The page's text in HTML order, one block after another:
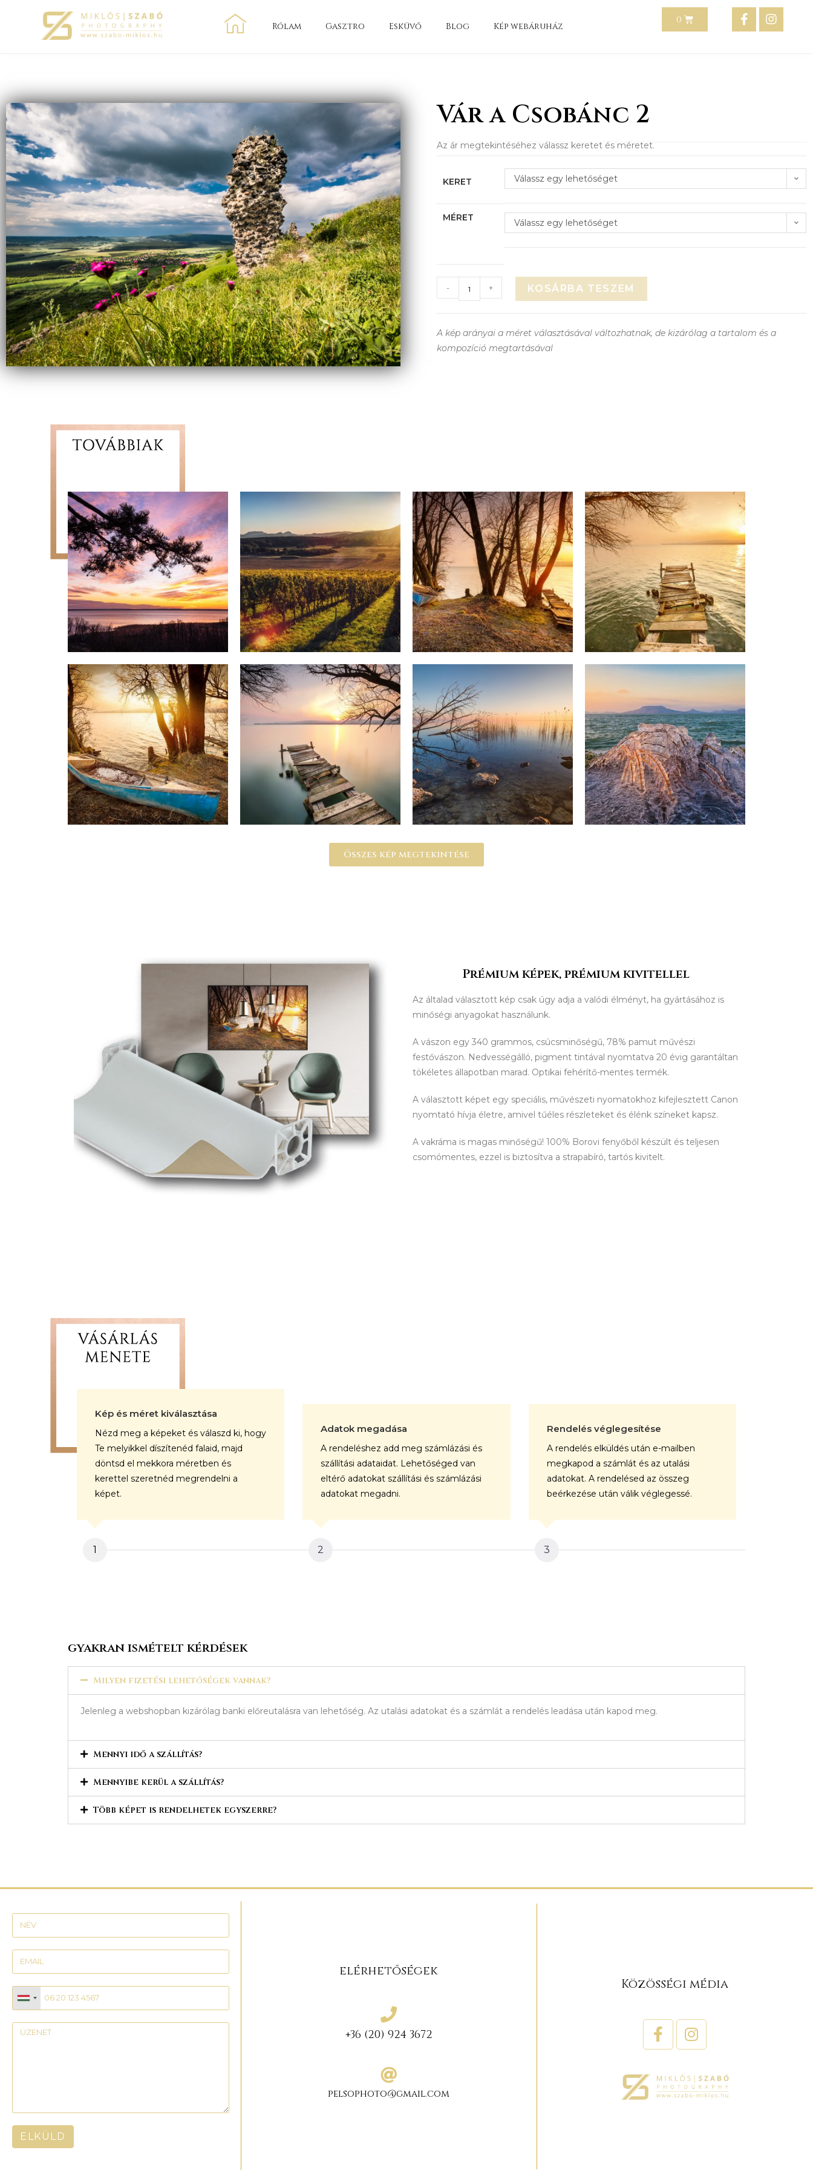
Rólam Gasztro Esküvő Blog Kép webáruház
Vár a Csobánc 2
Az ár megtekintéséhez válassz keretet és méretet.
KERET Válassz egy lehetőséget
MÉRET Válassz egy lehetőséget
- + KOSÁRBA TESZEM
A kép arányai a méret választásával változhatnak, de kizárólag a tartalom és a
kompozíció megtartásával
Összes kép megtekintése
Prémium képek, prémium kivitellel
Az általad választott kép csak úgy adja a valódi élményt, ha gyártásához is
minőségi anyagokat használunk.
A vászon egy 340 grammos, csúcsminőségű, 78% pamut művészi
festővászon. Nedvességálló, pigment tintával nyomtatva 20 évig garantáltan
tökéletes állapotban marad. Optikai fehérítő-mentes termék.
A választott képet egy speciális, művészeti nyomatokhoz kifejlesztett Canon
nyomtató hívja életre, amivel tűéles részleteket és élénk színeket kapsz.
A vakráma is magas minőségű! 100% Borovi fenyőből készült és teljesen
csomómentes, ezzel is biztosítva a strapabíró, tartós kivitelt.
Kép és méret kiválasztása
Nézd meg a képeket és válaszd ki, hogy
Te melyikkel díszítenéd falaid, majd
döntsd el mekkora méretben és
kerettel szeretnéd megrendelni a
képet.
Adatok megadása
A rendeléshez add meg számlázási és
szállítási adataidat. Lehetőséged van
eltérő adatokat szállítási és számlázási
adatokat megadni.
Rendelés véglegesítése
A rendelés elküldés után e-mailben
megkapod a számlát és az utalási
adatokat. A rendelésed az összeg
beérkezése után válik véglegessé.
1 2 3
gyakran ismételt kérdések
Milyen fizetési lehetőségek vannak?
Jelenleg a webshopban kizárólag banki előreutalásra van lehetőség. Az utalási adatokat és a számlát a rendelés leadása után kapod meg.
Mennyi idő a szállítás?
Mennyibe kerül a szállítás?
Több képet is rendelhetek egyszerre?
ELKÜLD
elérhetőségek
+36 (20) 924 3672
pelsophoto@gmail.com
Közösségi média